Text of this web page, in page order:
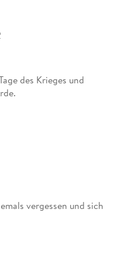
darüber nicht
dass sie also Literatur
beiden
hier die richtige
das Schreiben für
Stiftung, um
des Krieges und
vergessen und sich